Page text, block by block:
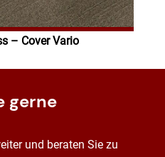
– Cover Vario
gerne
und beraten Sie zu